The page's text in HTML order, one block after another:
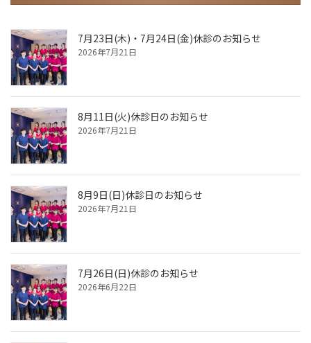
7月23日(木)・7月24日(金)休診のお知らせ
2026年7月21日
8月11日(火)休診日のお知らせ
2026年7月21日
8月9日(日)休診日のお知らせ
2026年7月21日
7月26日(日)休診のお知らせ
2026年6月22日